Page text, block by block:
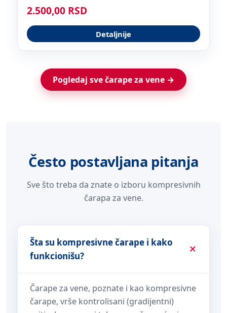
2.500,00 RSD
Detaljnije
Pogledaj sve čarape za vene →
Često postavljana pitanja
Sve što treba da znate o izboru kompresivnih
čarapa za vene.
Šta su kompresivne čarape i kako
funkcionišu?
Čarape za vene, poznate i kao kompresivne
čarape, vrše kontrolisani (gradijentni)